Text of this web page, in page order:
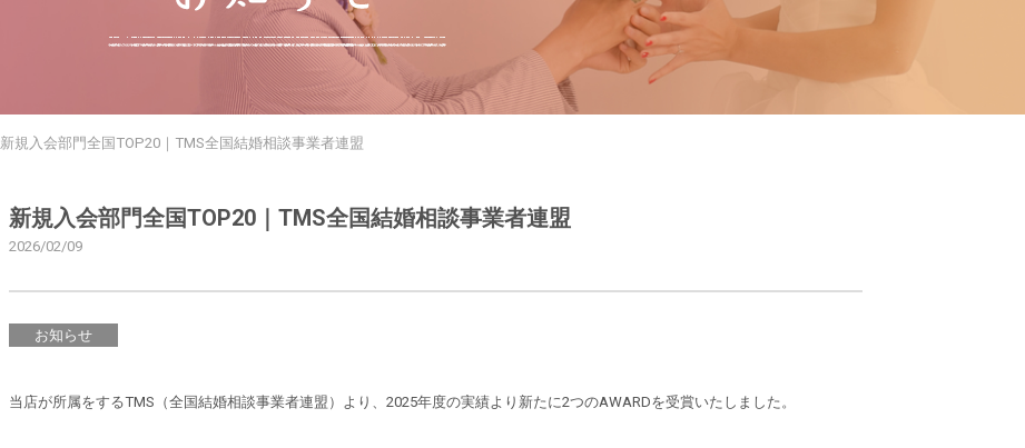
新規入会部門全国TOP20｜TMS全国結婚相談事業者連盟
新規入会部門全国TOP20｜TMS全国結婚相談事業者連盟
2026/02/09
お知らせ
当店が所属をするTMS（全国結婚相談事業者連盟）より、2025年度の実績より新たに2つのAWARDを受賞いたしました。